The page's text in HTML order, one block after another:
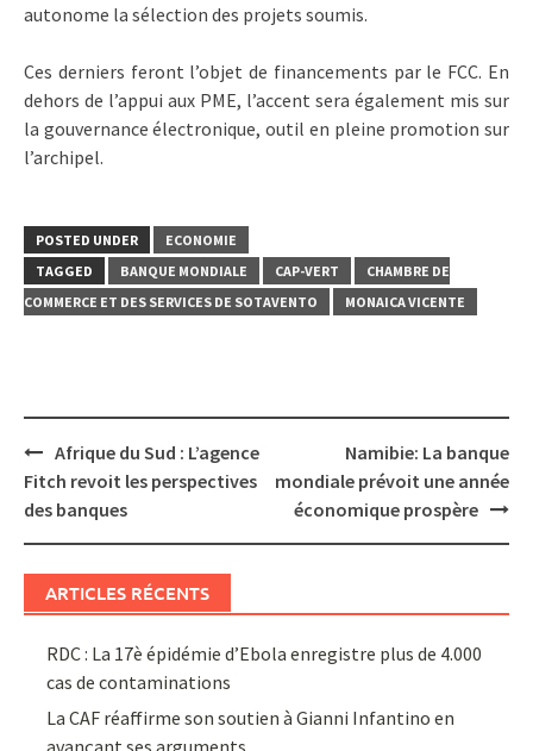
autonome la sélection des projets soumis.
Ces derniers feront l’objet de financements par le FCC. En
dehors de l’appui aux PME, l’accent sera également mis sur
la gouvernance électronique, outil en pleine promotion sur
l’archipel.
POSTED UNDER
ECONOMIE
TAGGED
BANQUE MONDIALE CAP-VERT
CHAMBRE DE
COMMERCE ET DES SERVICES DE SOTAVENTO
MONAICA VICENTE
Post
navigation
Afrique du Sud : L’agence
Fitch revoit les perspectives
des banques
Namibie: La banque
mondiale prévoit une année
économique prospère
ARTICLES RÉCENTS
RDC : La 17è épidémie d’Ebola enregistre plus de 4.000
cas de contaminations
La CAF réaffirme son soutien à Gianni Infantino en